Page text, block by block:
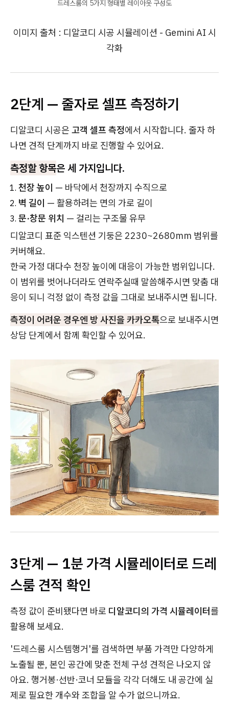
드레스룸의 5가지 형태별 레이아웃 구성도
이미지 출처 : 디알코디 시공 시뮬레이션 - Gemini AI 시
각화
2단계 — 줄자로 셀프 측정하기
디알코디 시공은 고객 셀프 측정에서 시작합니다. 줄자 하
나면 견적 단계까지 바로 진행할 수 있어요.
측정할 항목은 세 가지입니다.
천장 높이 — 바닥에서 천장까지 수직으로
벽 길이 — 활용하려는 면의 가로 길이
문·창문 위치 — 걸리는 구조물 유무
디알코디 표준 익스텐션 기둥은 2230~2680mm 범위를
커버해요.
한국 가정 대다수 천장 높이에 대응이 가능한 범위입니다.
이 범위를 벗어나더라도 연락주실때 말씀해주시면 맞춤 대
응이 되니 걱정 없이 측정 값을 그대로 보내주시면 됩니다.
측정이 어려운 경우엔 방 사진을 카카오톡으로 보내주시면
상담 단계에서 함께 확인할 수 있어요.
3단계 — 1분 가격 시뮬레이터로 드레
스룸 견적 확인
측정 값이 준비됐다면 바로 디알코디의 가격 시뮬레이터를
활용해 보세요.
'드레스룸 시스템행거'를 검색하면 부품 가격만 다양하게
노출될 뿐, 본인 공간에 맞춘 전체 구성 견적은 나오지 않
아요. 행거봉·선반·코너 모듈을 각각 더해도 내 공간에 실
제로 필요한 개수와 조합을 알 수가 없으니까요.